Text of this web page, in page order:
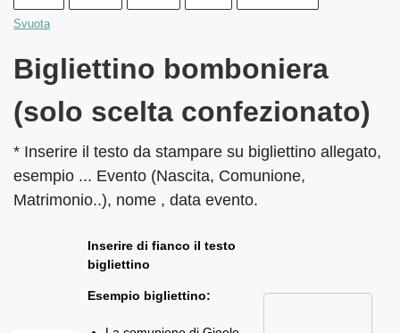
Svuota
Bigliettino bomboniera
(solo scelta confezionato)
* Inserire il testo da stampare su bigliettino allegato,
esempio ... Evento (Nascita, Comunione,
Matrimonio..), nome , data evento.
Inserire di fianco il testo
bigliettino
Esempio bigliettino: